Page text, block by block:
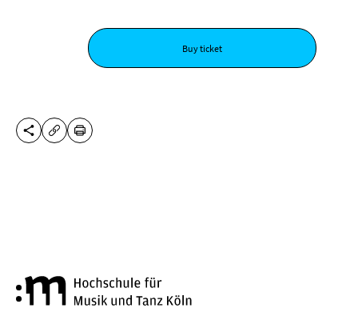
Buy ticket
SHARE THIS PAGE
COPY URL
PRINT